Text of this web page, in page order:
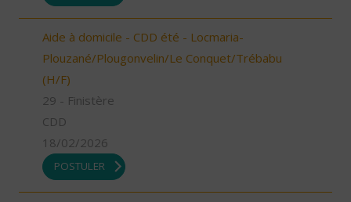
Aide à domicile - CDD été - Locmaria-
Plouzané/Plougonvelin/Le Conquet/Trébabu
(H/F)
29 - Finistère
CDD
18/02/2026
POSTULER